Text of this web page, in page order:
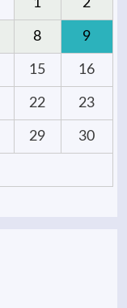
1 2
8 9
15 16
22 23
29 30